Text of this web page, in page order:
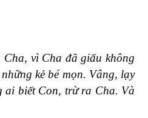
vì Cha đã giấu không
kẻ bé mọn. Vâng, lạy
ai biết Con, trừ ra Cha. Và